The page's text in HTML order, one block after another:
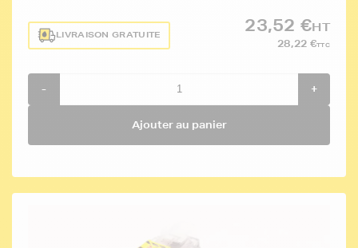
LIVRAISON GRATUITE
23,52 €HT
28,22 €TTC
- +
Ajouter au panier